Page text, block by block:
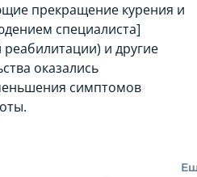
прекращение курения и
специалиста]
и другие
оказались
симптомов